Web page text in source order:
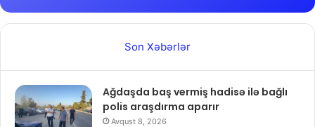
Son Xəbərlər
Ağdaşda baş vermiş hadisə ilə bağlı
polis araşdırma aparır
Avqust 8, 2026